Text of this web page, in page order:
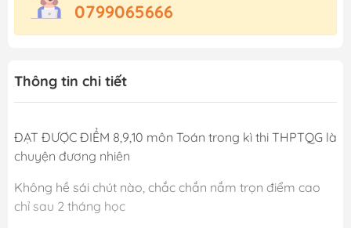
0799065666
Thông tin chi tiết
ĐẠT ĐƯỢC ĐIỂM 8,9,10 môn Toán trong kì thi THPTQG là
chuyện đương nhiên
Không hề sái chút nào, chắc chắn nắm trọn điểm cao
chỉ sau 2 tháng học